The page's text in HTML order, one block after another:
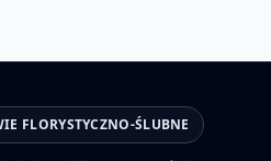
FLORYSTYCZNO-ŚLUBNE